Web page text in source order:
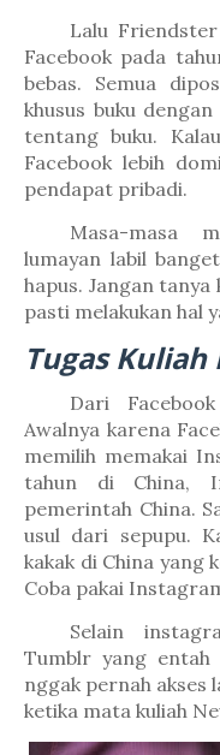
Lalu
Facebook pada
bebas. Semua
khusus buku dengan
tentang buku.
Facebook lebih
pendapat pribadi.
Masa-masa
lumayan labil
hapus. Jangan tanya
pasti melakukan hal
Tugas
Dari
Awalnya karena
memilih memakai
tahun di China,
pemerintah China.
usul dari sepupu.
kakak di China yang
Coba pakai
Selain
Tumblr yang entah
nggak pernah
ketika mata kuliah